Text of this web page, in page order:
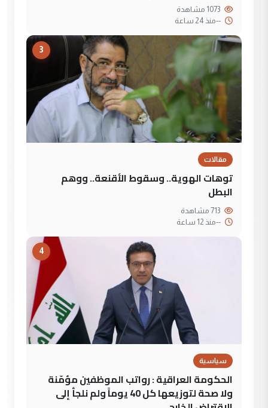
--منذ 24 ساعة
3
مقالات
توهات الهوية.. وسقوط الأقنعة.. ووهم
البطل
--منذ 12 ساعة
4
سياسية
الحكومة العراقية : رواتب الموظفين مؤمّنة
ولا صحة لتوزيعها كل 40 يوماً ولم نلجأ إلى